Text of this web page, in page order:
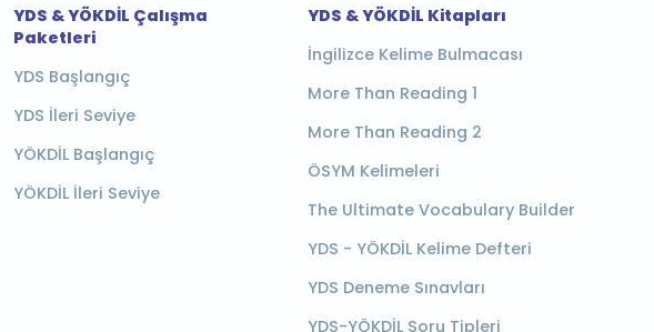
YDS & YÖKDİL Çalışma
Paketleri
YDS Başlangıç
YDS İleri Seviye
YÖKDİL Başlangıç
YÖKDİL İleri Seviye
YDS & YÖKDİL Kitapları
İngilizce Kelime Bulmacası
More Than Reading 1
More Than Reading 2
ÖSYM Kelimeleri
The Ultimate Vocabulary Builder
YDS - YÖKDİL Kelime Defteri
YDS Deneme Sınavları
YDS-YÖKDİL Soru Tipleri